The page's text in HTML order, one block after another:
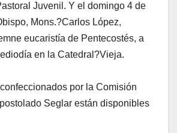
Juvenil. Y el domingo 4 de
Mons.?Carlos López,
eucaristía de Pentecostés, a
en la Catedral?Vieja.
por la Comisión
Seglar están disponibles